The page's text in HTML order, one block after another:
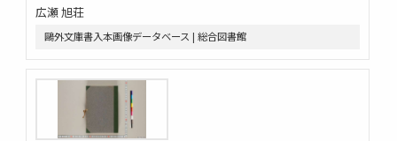
広瀬 旭荘
鷗外文庫書入本画像データベース | 総合図書館